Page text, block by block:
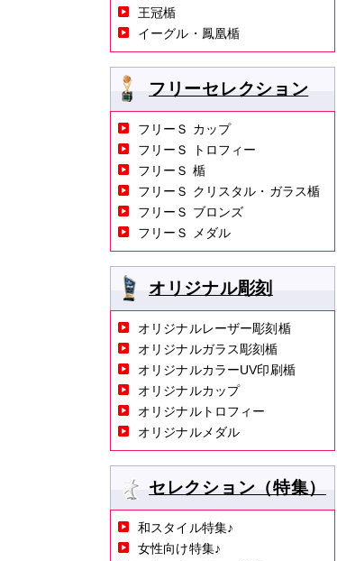
王冠楯
イーグル・鳳凰楯
フリーセレクション
フリーＳ カップ
フリーＳ トロフィー
フリーＳ 楯
フリーＳ クリスタル・ガラス楯
フリーＳ ブロンズ
フリーＳ メダル
オリジナル彫刻
オリジナルレーザー彫刻楯
オリジナルガラス彫刻楯
オリジナルカラーUV印刷楯
オリジナルカップ
オリジナルトロフィー
オリジナルメダル
セレクション（特集）
和スタイル特集♪
女性向け特集♪